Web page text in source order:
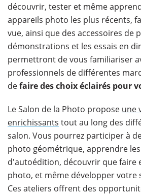
découvrir, tester et même
appareils photo les plus récents,
vue, ainsi que des accessoires de
démonstrations et les essais en
permettront de vous familiariser
professionnels de différentes
defaire des choix éclairés pour
Le Salon de la Photo propose une
enrichissants tout au long des
salon. Vous pourrez participer à
photo géométrique, apprendre
d'autoédition, découvrir que faire
photo, et même développer votre
Ces ateliers offrent des